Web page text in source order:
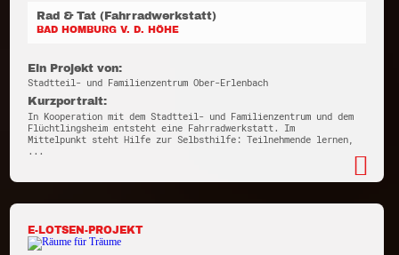
Rad & Tat (Fahrradwerkstatt)
BAD HOMBURG V. D. HÖHE
Ein Projekt von:
Stadtteil- und Familienzentrum Ober-Erlenbach
Kurzportrait:
In Kooperation mit dem Stadtteil- und Familienzentrum und dem
Flüchtlingsheim entsteht eine Fahrradwerkstatt. Im
Mittelpunkt steht Hilfe zur Selbsthilfe: Teilnehmende lernen,
...
E-LOTSEN-PROJEKT